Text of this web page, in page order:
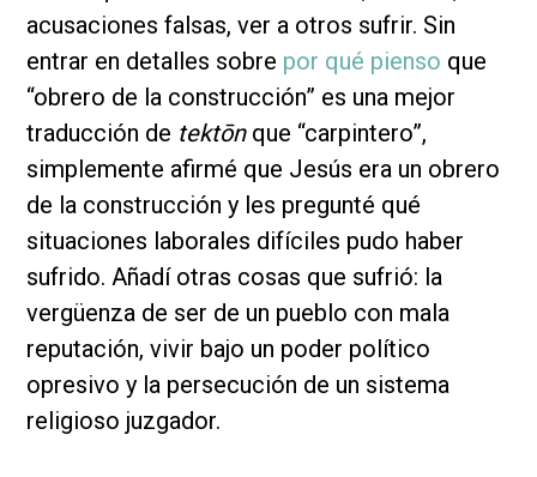
acusaciones falsas, ver a otros sufrir. Sin
entrar en detalles sobre por qué pienso que
“obrero de la construcción” es una mejor
traducción de tektōnque “carpintero”,
simplemente afirmé que Jesús era un obrero
de la construcción y les pregunté qué
situaciones laborales difíciles pudo haber
sufrido. Añadí otras cosas que sufrió: la
vergüenza de ser de un pueblo con mala
reputación, vivir bajo un poder político
opresivo y la persecución de un sistema
religioso juzgador.